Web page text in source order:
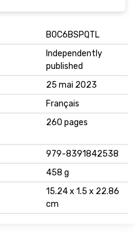
B0C6BSPQTL
Independently
published
25 mai 2023
Français
260 pages
979-8391842538
458 g
15.24 x 1.5 x 22.86
cm